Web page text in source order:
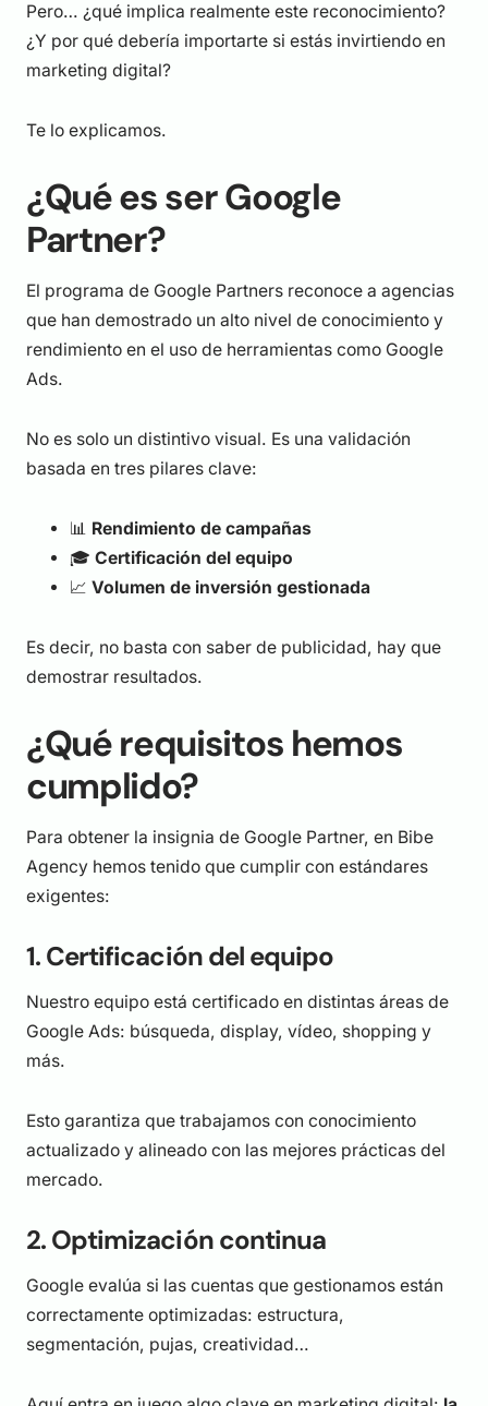
Pero… ¿qué implica realmente este reconocimiento?
¿Y por qué debería importarte si estás invirtiendo en
marketing digital?
Te lo explicamos.
¿Qué es ser Google
Partner?
El programa de Google Partners reconoce a agencias
que han demostrado un alto nivel de conocimiento y
rendimiento en el uso de herramientas como Google
Ads.
No es solo un distintivo visual. Es una validación
basada en tres pilares clave:
📊 Rendimiento de campañas
🎓 Certificación del equipo
📈 Volumen de inversión gestionada
Es decir, no basta con saber de publicidad, hay que
demostrar resultados.
¿Qué requisitos hemos
cumplido?
Para obtener la insignia de Google Partner, en Bibe
Agency hemos tenido que cumplir con estándares
exigentes:
1. Certificación del equipo
Nuestro equipo está certificado en distintas áreas de
Google Ads: búsqueda, display, vídeo, shopping y
más.
Esto garantiza que trabajamos con conocimiento
actualizado y alineado con las mejores prácticas del
mercado.
2. Optimización continua
Google evalúa si las cuentas que gestionamos están
correctamente optimizadas: estructura,
segmentación, pujas, creatividad…